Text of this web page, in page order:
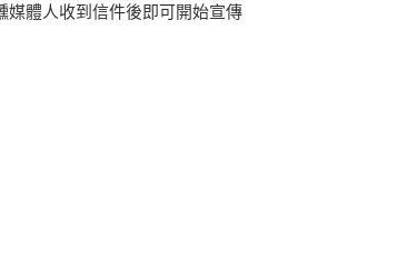
媒體人收到信件後即可開始宣傳